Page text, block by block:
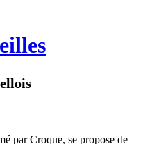
par Croque, se propose de